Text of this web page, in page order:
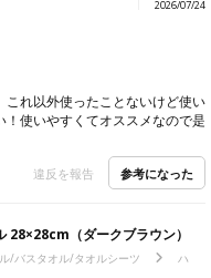
2026/07/24
れ以外使ったことないけど使い
使いやすくてオススメなので是
違反を報告 参考になった
28×28cm（ダークブラウン）
/バスタオル/タオルシーツ
ハ